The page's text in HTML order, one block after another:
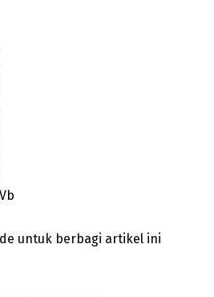
untuk berbagi artikel ini